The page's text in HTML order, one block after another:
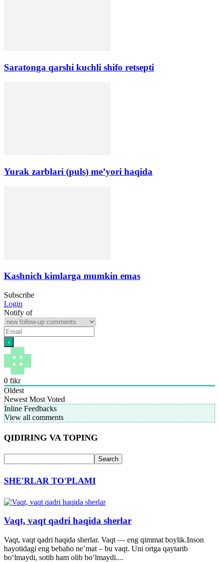
Saratonga qarshi kuchli shifo retsepti
Yurak zarblari (puls) me’yori haqida
Kashnich kimlarga mumkin emas
Subscribe
Login
Notify of
0 fikr
Oldest
Newest Most Voted
Inline Feedbacks
View all comments
QIDIRING VA TOPING
SHE'RLAR TO'PLAMI
Vaqt, vaqt qadri haqida sherlar
Vaqt, vaqt qadri haqida sherlar. Vaqt — eng qimmat boylik.Inson
hayotidagi eng bebaho ne’mat – bu vaqt. Uni ortga qaytarib
bo‘lmaydi, sotib ham olib bo‘lmaydi....